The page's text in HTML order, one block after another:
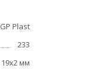
GP Plast
233
19x2 мм